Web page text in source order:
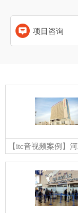
项目咨询